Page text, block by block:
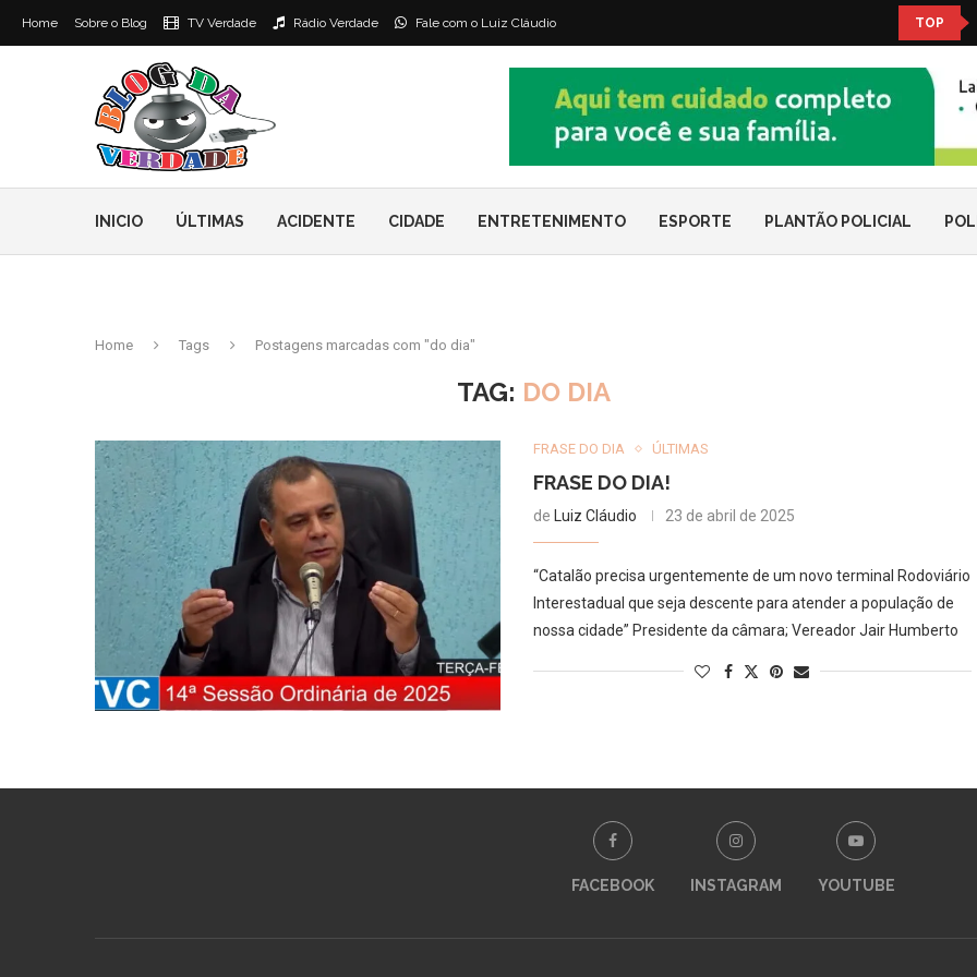
Home Sobre o Blog TV Verdade Rádio Verdade Fale com o Luiz Cláudio TOP
INICIO ÚLTIMAS ACIDENTE CIDADE ENTRETENIMENTO ESPORTE PLANTÃO POLICIAL
Home Tags Postagens marcadas com "do dia"
TAG: DO DIA
FRASE DO DIA ÚLTIMAS
FRASE DO DIA!
de Luiz Cláudio 23 de abril de 2025
“Catalão precisa urgentemente de um novo terminal Rodoviário
Interestadual que seja descente para atender a população de
nossa cidade” Presidente da câmara; Vereador Jair Humberto
FACEBOOK INSTAGRAM YOUTUBE